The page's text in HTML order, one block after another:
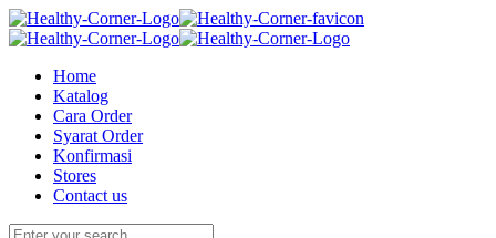
Home
Katalog
Cara Order
Syarat Order
Konfirmasi
Stores
Contact us